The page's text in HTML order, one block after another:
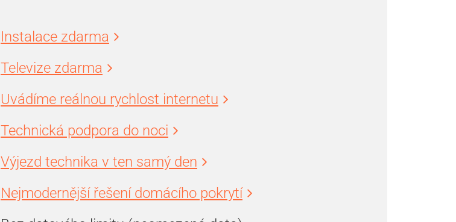
Instalace zdarma
Televize zdarma
Uvádíme reálnou rychlost internetu
Technická podpora do noci
Výjezd technika v ten samý den
Nejmodernější řešení domácího pokrytí